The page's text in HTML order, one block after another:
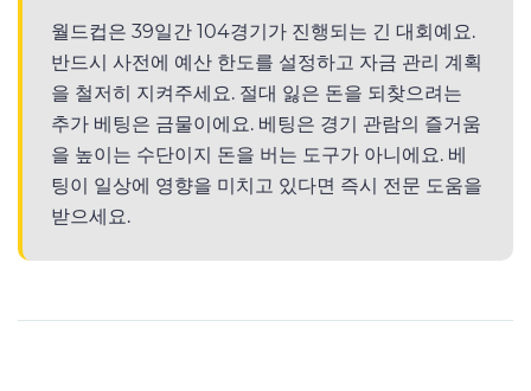
월드컵은 39일간 104경기가 진행되는 긴 대회예요.
반드시 사전에 예산 한도를 설정하고 자금 관리 계획
을 철저히 지켜주세요. 절대 잃은 돈을 되찾으려는
추가 베팅은 금물이에요. 베팅은 경기 관람의 즐거움
을 높이는 수단이지 돈을 버는 도구가 아니에요. 베
팅이 일상에 영향을 미치고 있다면 즉시 전문 도움을
받으세요.